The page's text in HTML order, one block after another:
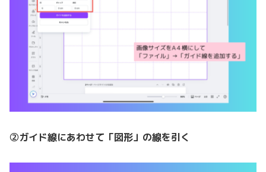
②ガイド線にあわせて「図形」の線を引く